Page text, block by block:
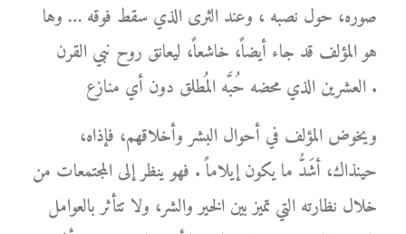
صوره، حول نصبه ، وعند الثرى الذي سقط فوقه … وها
هو المؤلف قد جاء أيضاً، خاشعاً، ليعانق روح نبي القرن
العشرين الذي محضه حُبَّه المُطلق دون أي منازع .
ويخوض المؤلف في أحوال البشر وأخلاقهم، فإذاه،
حينذاك، أشَدُّ ما يكون إيلاماً . فهو ينظر إلى المجتمعات من
خلال نظارته التي تميز بين الخير والشر، ولا تتأثر بالعوامل